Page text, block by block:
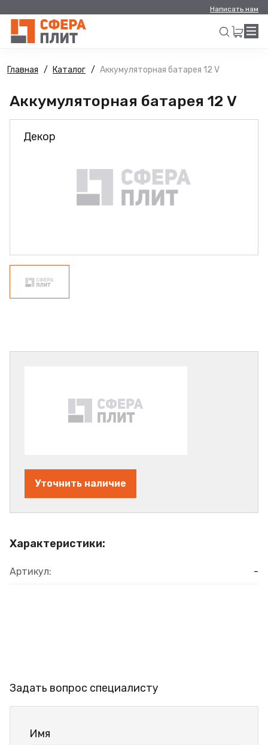
Написать нам
Искать
Главная Каталог Аккумуляторная батарея 12 V
Аккумуляторная батарея 12 V
Декор
Характеристики:
Артикул: -
Уточнить наличие
Задать вопрос специалисту
Имя